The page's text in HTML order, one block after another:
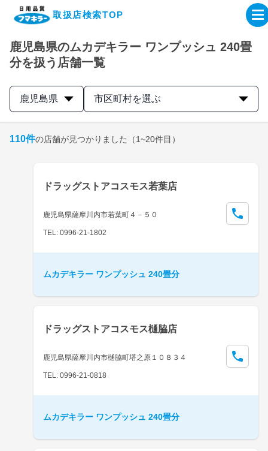
取扱店検索TOP
企業・IR情報サイト
製品情報サイト
取扱店検索はこちら
鹿児島県のムカデキラー ワンプッシュ 240畳
分を扱う店舗一覧
鹿児島県 市区町村を選ぶ
110件の店舗が見つかりました （1~20件目）
ドラッグストアコスモス若葉店
鹿児島県薩摩川内市若葉町４－５０
TEL: 0996-21-1802
ムカデキラー ワンプッシュ 240畳分
ドラッグストアコスモス樋脇店
鹿児島県薩摩川内市樋脇町塔之原１０８３４
TEL: 0996-21-0818
ムカデキラー ワンプッシュ 240畳分